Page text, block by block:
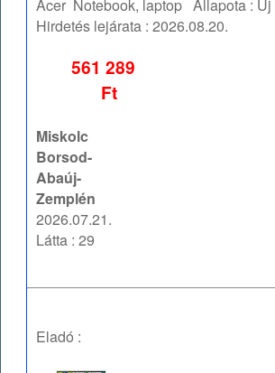
Acer Notebook, laptop Állapota : Új
Hirdetés lejárata :2026.08.20.
561 289
Ft
Miskolc
Borsod-
Abaúj-
Zemplén
2026.07.21.
Látta : 29
Eladó :